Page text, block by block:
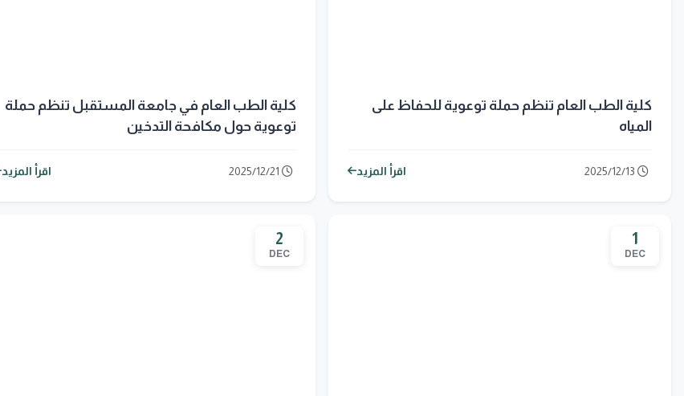
كلية الطب العام في جامعة المستقبل تنظم حملة
توعوية حول مكافحة التدخين
2025/12/21 اقرأ المزيد
كلية الطب العام تنظم حملة توعوية للحفاظ على
المياه
اقرأ المزيد
2
DEC
1
DEC